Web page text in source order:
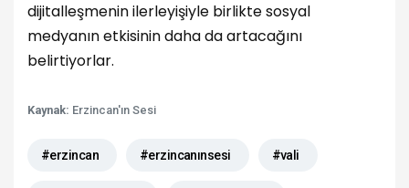
dijitalleşmenin ilerleyişiyle birlikte sosyal
medyanın etkisinin daha da artacağını
belirtiyorlar.
Kaynak: Erzincan'ın Sesi
#erzincan #erzincanınsesi #vali